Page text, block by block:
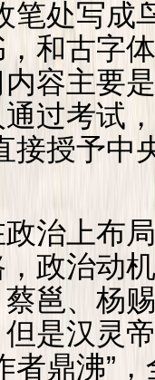
笔处写成
和古字
容主要
过考试
接授予中
上布局
政治动
邕、杨
是汉灵
者鼎沸”